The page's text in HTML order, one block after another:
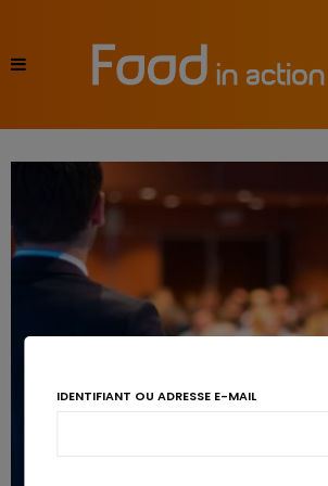
IDENTIFIANT OU ADRESSE E-MAIL